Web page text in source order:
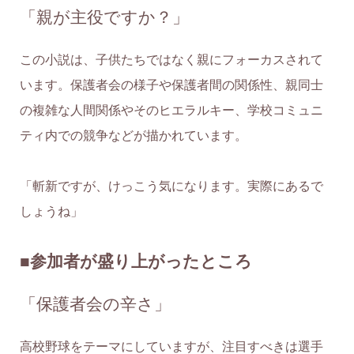
「親が主役ですか？」
この小説は、子供たちではなく親にフォーカスされて
います。保護者会の様子や保護者間の関係性、親同士
の複雑な人間関係やそのヒエラルキー、学校コミュニ
ティ内での競争などが描かれています。
「斬新ですが、けっこう気になります。実際にあるで
しょうね」
■参加者が盛り上がったところ
「保護者会の辛さ」
高校野球をテーマにしていますが、注目すべきは選手